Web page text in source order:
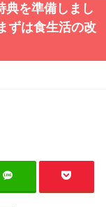
典を準備しまし
ずは食生活の改